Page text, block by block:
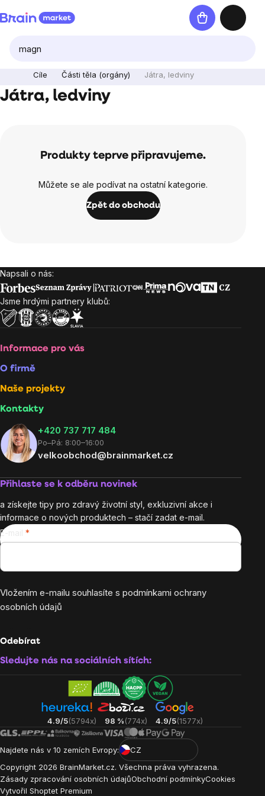
na
Nákupní
košík
Cíle Části těla (orgány) Játra, ledviny
Játra, ledviny
Produkty teprve připravujeme.
Můžete se ale podívat na ostatní kategorie.
Zpět do obchodu
Zápatí
Napsali o nás:
Jsme hrdými partnery klubů:
Informace pro vás
O firmě
Naše projekty
Kontakty
+420 737 717 484
Po–Pá: 8:00–16:00
velkoobchod@brainmarket.cz
Přihlaste se k odběru novinek
a získejte tipy pro zdravý životní styl, exkluzivní akce i
informace o nových produktech – stačí zadat e-mail.
E-mail
Vložením e-mailu souhlasíte s podmínkami ochrany
osobních údajů
Odebírat
Sledujte nás na sociálních sítích:
4.9/5(5794x) 98 %(774x) 4.9/5(1577x)
Najdete nás v 10 zemích Evropy:
CZ
Copyright 2026 BrainMarket.cz. Všechna práva vyhrazena.
Zásady zpracování osobních údajůObchodní podmínkyCookies
Vytvořil Shoptet Premium